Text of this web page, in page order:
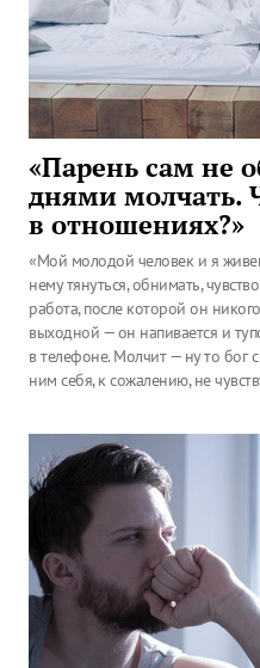
«Парень сам не
днями молчать.
в отношениях?»
«Мой молодой человек и я
нему тянуться, обнимать,
работа, после которой он
выходной — он напивается и
в телефоне. Молчит — ну то бог
ним себя, к сожалению, не